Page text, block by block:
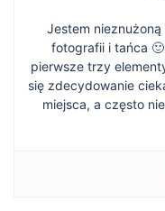
Jestem
fotografii i tańca
pierwsze trzy
się zdecydowanie
miejsca, a często